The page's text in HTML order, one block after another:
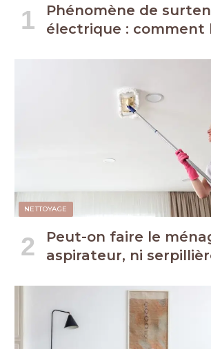
Phénomène de
électrique : comment
NETTOYAGE
Peut-on faire le
aspirateur, ni